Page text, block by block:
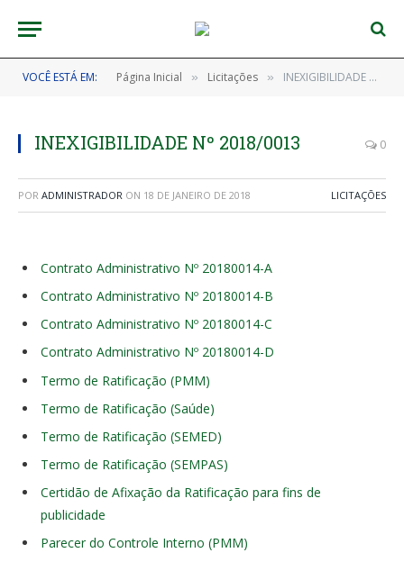
VOCÊ ESTÁ EM: Página Inicial » Licitações » INEXIGIBILIDADE Nº 2018/0013
INEXIGIBILIDADE Nº 2018/0013 0
POR ADMINISTRADOR ON 18 DE JANEIRO DE 2018 LICITAÇÕES
Contrato Administrativo Nº 20180014-A
Contrato Administrativo Nº 20180014-B
Contrato Administrativo Nº 20180014-C
Contrato Administrativo Nº 20180014-D
Termo de Ratificação (PMM)
Termo de Ratificação (Saúde)
Termo de Ratificação (SEMED)
Termo de Ratificação (SEMPAS)
Certidão de Afixação da Ratificação para fins de
publicidade
Parecer do Controle Interno (PMM)